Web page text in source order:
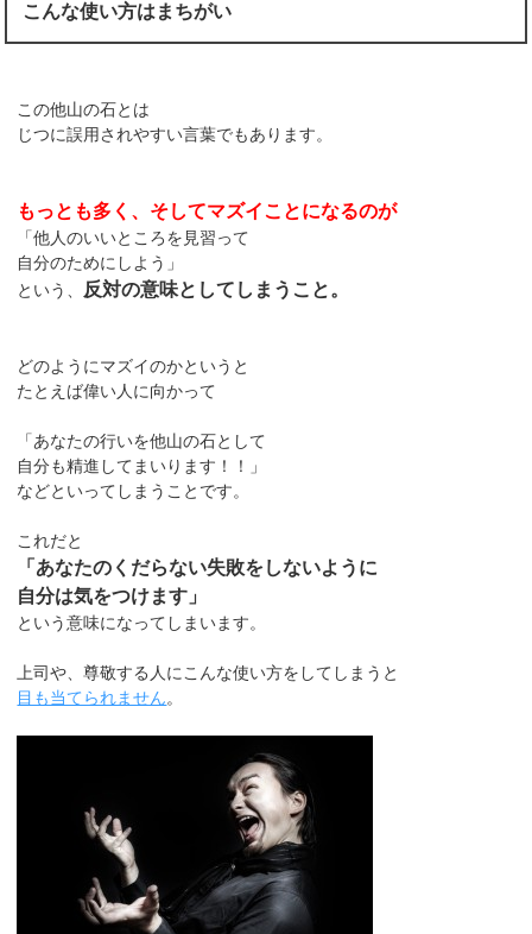
こんな使い方はまちがい
この他山の石とは
じつに誤用されやすい言葉でもあります。
もっとも多く、そしてマズイことになるのが
「他人のいいところを見習って
自分のためにしよう」
という、 反対の意味としてしまうこと。
どのようにマズイのかというと
たとえば偉い人に向かって
「あなたの行いを他山の石として
自分も精進してまいります！！」
などといってしまうことです。
これだと
「あなたのくだらない失敗をしないように
自分は気をつけます」
という意味になってしまいます。
上司や、尊敬する人にこんな使い方をしてしまうと
目も当てられません。